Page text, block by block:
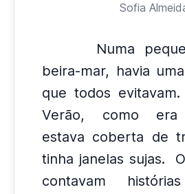
Sofia
Numa
beira-mar, havia
que todos evitavam.
Verão, como era
estava coberta de
tinha janelas sujas.
contavam